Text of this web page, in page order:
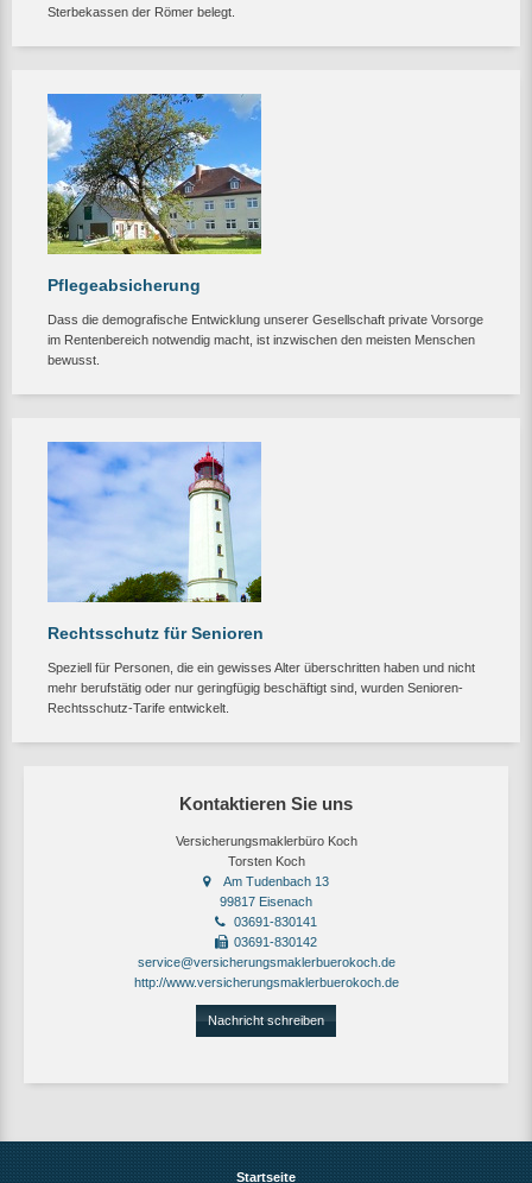
Kontaktieren Sie uns
Versicherungsmaklerbüro Koch
Torsten Koch
Am Tudenbach 13
99817 Eisenach
03691-830141
03691-830142
service@versicherungsmaklerbuerokoch.de
http://www.versicherungsmaklerbuerokoch.de
Nachricht schreiben
Sterbekassen der Römer belegt.
Pflegeabsicherung
Dass die demografische Entwicklung unserer Gesellschaft private Vorsorge
im Rentenbereich notwendig macht, ist inzwischen den meisten Menschen
bewusst.
Rechtsschutz für Senioren
Speziell für Personen, die ein gewisses Alter überschritten haben und nicht
mehr berufstätig oder nur geringfügig beschäftigt sind, wurden Senioren-
Rechtsschutz-Tarife entwickelt.
Startseite